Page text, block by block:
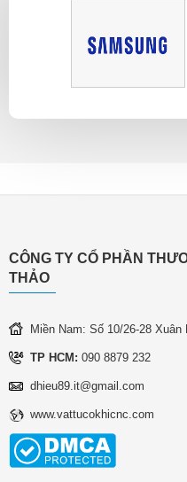
CÔNG TY CỔ PHẦN
THẢO
Miền Nam: Số 10/26-28
TP HCM: 090 8879 232
dhieu89.it@gmail.com
www.vattucokhicnc.com